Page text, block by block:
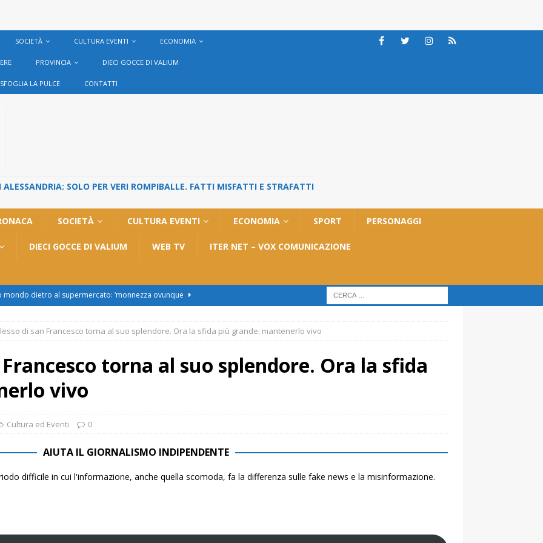
SOCIETÀ CULTURA EVENTI ECONOMIA
PROVINCIA DIECI GOCCE DI VALIUM
SFOGLIA LA PULCE CONTATTI
SOLO PER VERI ROMPIBALLE. FATTI MISFATTI E STRAFATTI
SOCIETÀ CULTURA EVENTI ECONOMIA SPORT PERSONAGGI
DIECI GOCCE DI VALIUM WEB TV ITER NET – VOX COMUNICAZIONE
mondo dietro al supermercato: ‘monnezza ovunque
2, Roggero (Lega): “Il Comune sapeva da novembre, non ci
firme”
ATTUALITÀ
di san Francesco torna al suo splendore. Ora la sfida più grande: mantenerlo vivo
torna al suo splendore. Ora la sfida
vivo
Cultura ed Eventi 0
AIUTA IL GIORNALISMO INDIPENDENTE
difficile in cui l'informazione, anche quella scomoda, fa la differenza sulle fake news e la misinformazione.